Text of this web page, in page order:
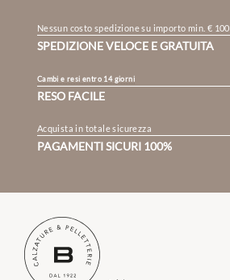
Nessun costo spedizione su importo min. € 100
SPEDIZIONE VELOCE E GRATUITA
Cambi e resi entro 14 giorni
RESO FACILE
Acquista in totale sicurezza
PAGAMENTI SICURI 100%